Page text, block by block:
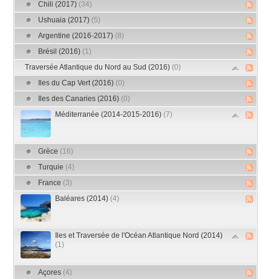
Chili (2017) (34)
Ushuaia (2017) (5)
Argentine (2016-2017) (8)
Brésil (2016) (1)
Traversée Atlantique du Nord au Sud (2016) (0)
Iles du Cap Vert (2016) (0)
Iles des Canaries (2016) (0)
Méditerranée (2014-2015-2016) (7)
Grèce (16)
Turquie (4)
France (3)
Baléares (2014) (4)
Iles et Traversée de l'Océan Atlantique Nord (2014)
(1)
Açores (4)